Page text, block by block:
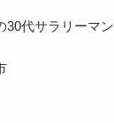
30代サラリーマン